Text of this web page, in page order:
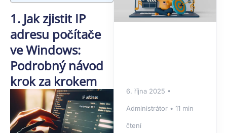
1. Jak zjistit IP
adresu počítače
ve Windows:
Podrobný návod
krok za krokem
6. října 2025 •
Administrátor • 11 min
čtení